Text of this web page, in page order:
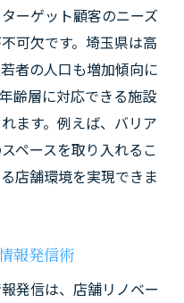
ーゲット顧客のニーズ
可欠です。埼玉県は高
者の人口も増加傾向に
齢層に対応できる施設
ます。例えば、バリア
ペースを取り入れるこ
店舗環境を実現できま
報発信術
発信は、店舗リノベー